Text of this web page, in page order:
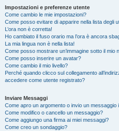
Impostazioni e preferenze utente
Come cambio le mie impostazioni?
Come posso evitare di apparire nella lista degli
L’ora non è corretta!
Ho cambiato il fuso orario ma l’ora è ancora
La mia lingua non è nella lista!
Come posso mostrare un’immagine sotto il mio
Come posso inserire un avatar?
Come cambio il mio livello?
Perché quando clicco sul collegamento
accedere come utente registrato?
Inviare Messaggi
Come apro un argomento o invio un messaggio
Come modifico o cancello un messaggio?
Come aggiungo una firma ai miei messaggi?
Come creo un sondaggio?